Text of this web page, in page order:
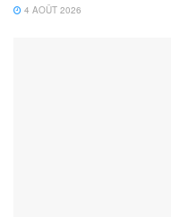
4 AOÛT 2026